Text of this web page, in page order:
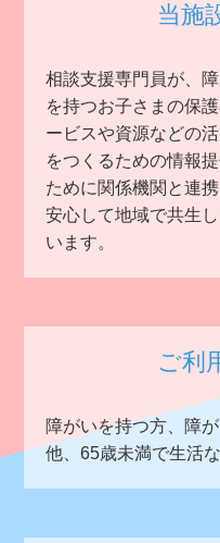
当施
相談支援専門員が、
を持つお子さまの保
ービスや資源などの
をつくるための情報
ために関係機関と連
安心して地域で共生
います。
ご利
障がいを持つ方、障
他、65歳未満で生活